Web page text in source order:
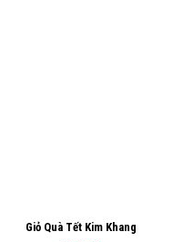
Giỏ Quà Tết Kim Khang